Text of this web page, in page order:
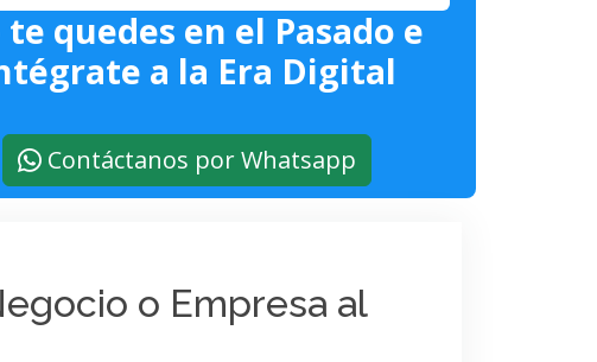
te quedes en el Pasado e
a la Era Digital
Contáctanos por Whatsapp
o Empresa al